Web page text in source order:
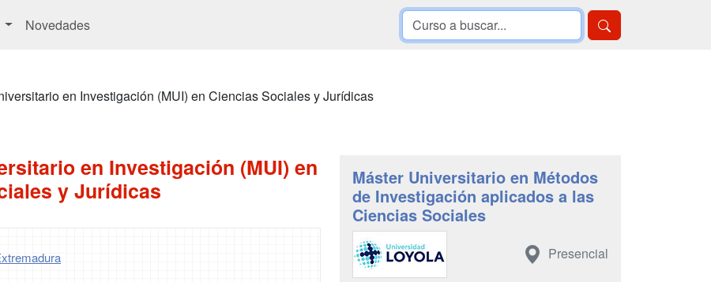
Novedades
en Investigación (MUI) en Ciencias Sociales y Jurídicas
en Investigación (MUI) en
y Jurídicas
Máster Universitario en Métodos
de Investigación aplicados a las
Ciencias Sociales
Presencial